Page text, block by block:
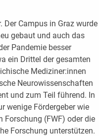
Der Campus in Graz wurde
gebaut und auch das
Pandemie besser
ein Drittel der gesamten
Mediziner:innen
Neurowissenschaften
und zum Teil führend. In
wenige Fördergeber wie
Forschung (FWF) oder die
Forschung unterstützen.